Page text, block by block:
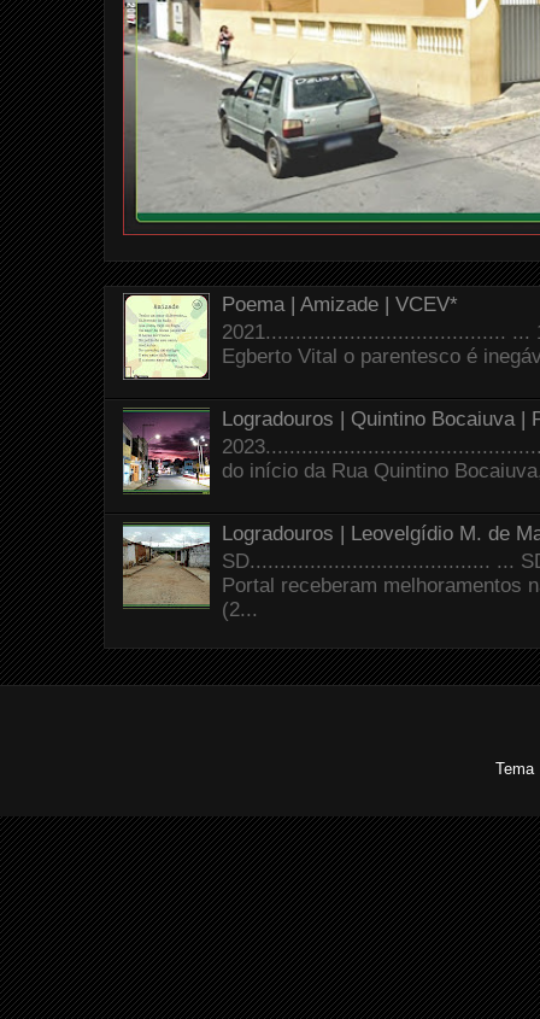
Poema | Amizade | VCEV*
2021........................................ ...
Egberto Vital o parentesco é
Logradouros | Quintino Bocaiuva |
do início da Rua Quintino
Logradouros | Leovelgídio M. de
SD........................................ ...
Portal receberam melhoramentos
(2...